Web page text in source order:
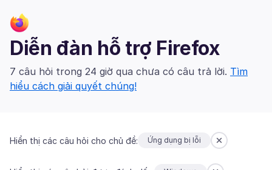
Diễn đàn hỗ trợ Firefox
7 câu hỏi trong 24 giờ qua chưa có câu trả lời. Tìm
hiểu cách giải quyết chúng!
Hiển thị các câu hỏi cho chủ đề: Ứng dụng bị lỗi